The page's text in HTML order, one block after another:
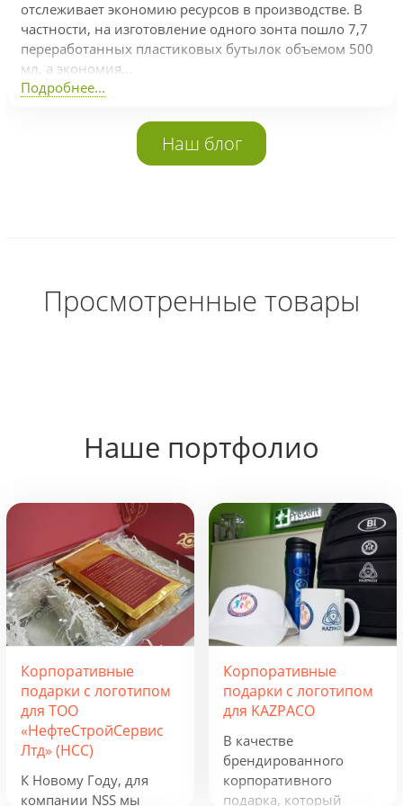
отслеживает экономию ресурсов в производстве. В
частности, на изготовление одного зонта пошло 7,7
переработанных пластиковых бутылок объемом 500
мл, а экономия...
Подробнее...
Наш блог
Просмотренные товары
Наше портфолио
Корпоративные
подарки с логотипом
для ТОО
«НефтеСтройСервис
Лтд» (НСС)
К Новому Году, для
компании NSS мы
Корпоративные
подарки с логотипом
для KAZPACO
В качестве
брендированного
корпоративного
подарка, который